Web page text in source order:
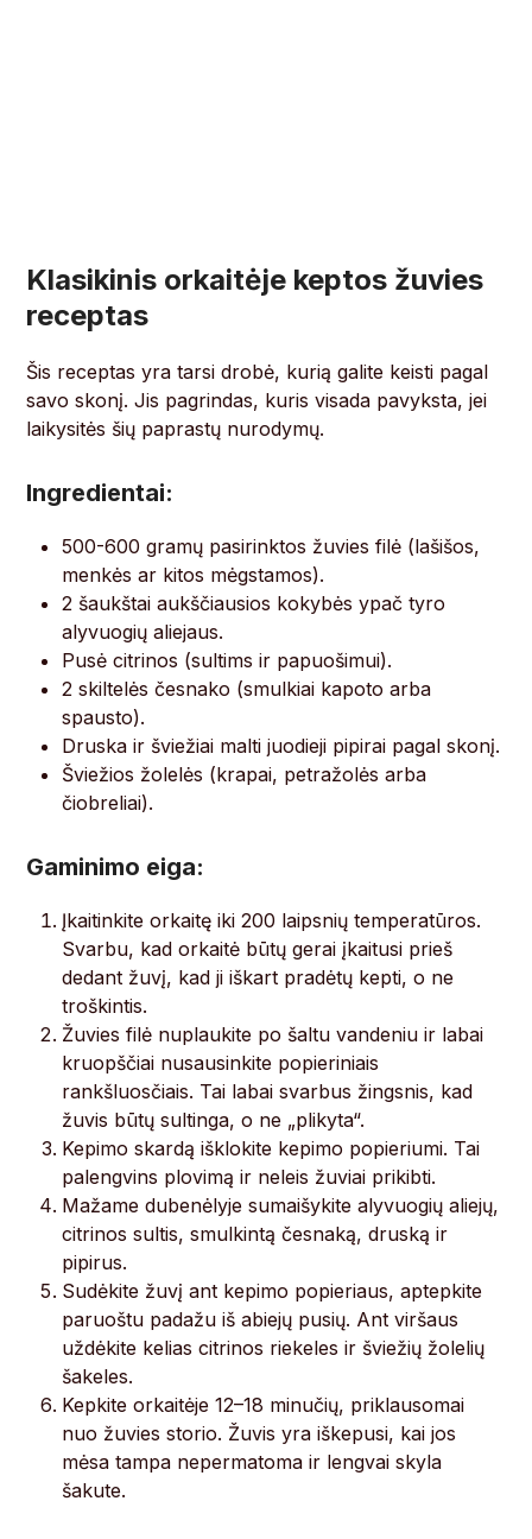
Klasikinis orkaitėje keptos žuvies
receptas
Šis receptas yra tarsi drobė, kurią galite keisti pagal
savo skonį. Jis pagrindas, kuris visada pavyksta, jei
laikysitės šių paprastų nurodymų.
Ingredientai:
500-600 gramų pasirinktos žuvies filė (lašišos,
menkės ar kitos mėgstamos).
2 šaukštai aukščiausios kokybės ypač tyro
alyvuogių aliejaus.
Pusė citrinos (sultims ir papuošimui).
2 skiltelės česnako (smulkiai kapoto arba
spausto).
Druska ir šviežiai malti juodieji pipirai pagal skonį.
Šviežios žolelės (krapai, petražolės arba
čiobreliai).
Gaminimo eiga:
Įkaitinkite orkaitę iki 200 laipsnių temperatūros.
Svarbu, kad orkaitė būtų gerai įkaitusi prieš
dedant žuvį, kad ji iškart pradėtų kepti, o ne
troškintis.
Žuvies filė nuplaukite po šaltu vandeniu ir labai
kruopščiai nusausinkite popieriniais
rankšluosčiais. Tai labai svarbus žingsnis, kad
žuvis būtų sultinga, o ne „plikyta“.
Kepimo skardą išklokite kepimo popieriumi. Tai
palengvins plovimą ir neleis žuviai prikibti.
Mažame dubenėlyje sumaišykite alyvuogių aliejų,
citrinos sultis, smulkintą česnaką, druską ir
pipirus.
Sudėkite žuvį ant kepimo popieriaus, aptepkite
paruoštu padažu iš abiejų pusių. Ant viršaus
uždėkite kelias citrinos riekeles ir šviežių žolelių
šakeles.
Kepkite orkaitėje 12–18 minučių, priklausomai
nuo žuvies storio. Žuvis yra iškepusi, kai jos
mėsa tampa nepermatoma ir lengvai skyla
šakute.